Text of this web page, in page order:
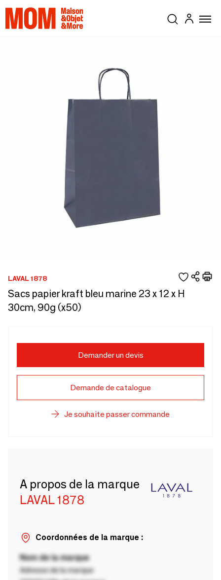
LAVAL 1878
Sacs papier kraft bleu marine 23 x 12 x H
30cm, 90g (x50)
Demander un devis
Demande de catalogue
Je souhaite passer commande
A propos de la marque
LAVAL 1878
Coordonnées de la marque :
Nom de la marque
Adresse de la marque